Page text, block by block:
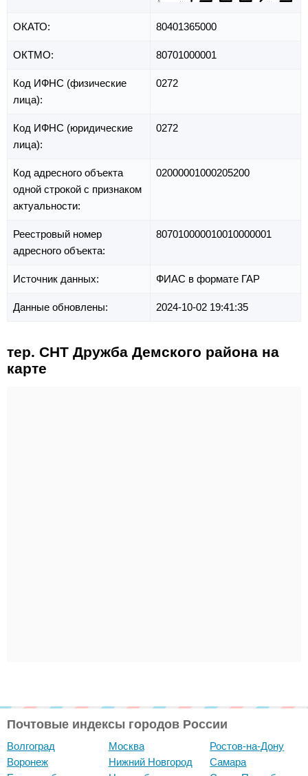
ОКАТО: 80401365000
ОКТМО: 80701000001
Код ИФНС (физические
лица):
0272
Код ИФНС (юридические
лица):
0272
Код адресного объекта
одной строкой с признаком
актуальности:
02000001000205200
Реестровый номер
адресного объекта:
807010000010010000001
Источник данных: ФИАС в формате ГАР
Данные обновлены: 2024-10-02 19:41:35
тер. СНТ Дружба Демского района на
карте
Почтовые индексы городов России
Волгоград
Воронеж
Москва
Нижний Новгород
Ростов-на-Дону
Самара